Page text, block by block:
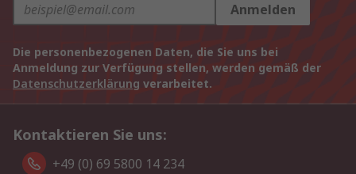
Anmelden
Die personenbezogenen Daten, die Sie uns bei
Anmeldung zur Verfügung stellen, werden gemäß der
Datenschutzerklärung verarbeitet.
Kontaktieren Sie uns:
+49 (0) 69 5800 14 234